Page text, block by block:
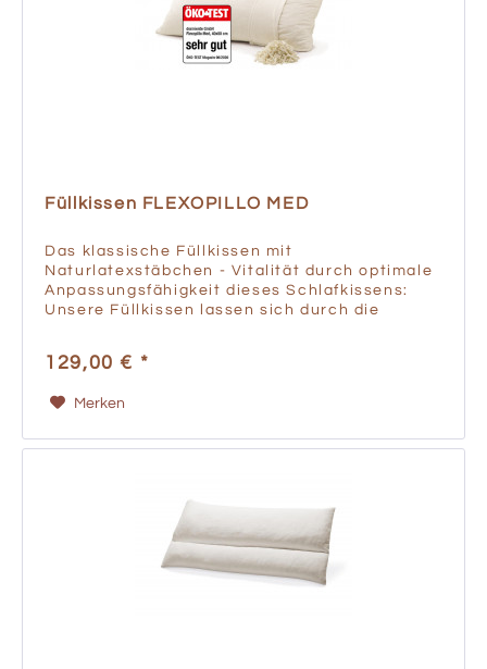
Füllkissen FLEXOPILLO MED
Das klassische Füllkissen mit
Naturlatexstäbchen - Vitalität durch optimale
Anpassungsfähigkeit dieses Schlafkissens:
Unsere Füllkissen lassen sich durch die
129,00 € *
Merken